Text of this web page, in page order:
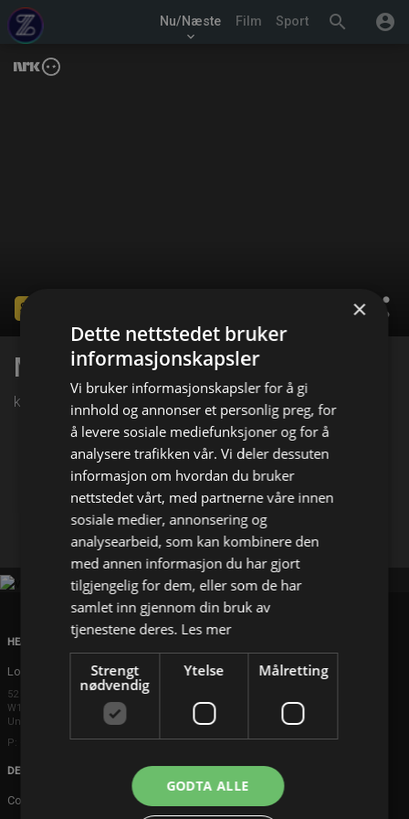
search account_circle
Nu/Næste
keyboard_arrow_down
Film Sport
share
Slut
Mánáid-tv
kl. 17:00 på NRK Super
Facebook
HEAD OFFICE
London
52 Brook Street
W1K 5DS London
United Kingdom
P: +44 203 608 8181
DENMARK
Copenhagen
×
Dette nettstedet bruker
informasjonskapsler
Vi bruker informasjonskapsler for å gi
innhold og annonser et personlig preg, for
å levere sosiale mediefunksjoner og for å
analysere trafikken vår. Vi deler dessuten
informasjon om hvordan du bruker
nettstedet vårt, med partnerne våre innen
sosiale medier, annonsering og
analysearbeid, som kan kombinere den
med annen informasjon du har gjort
tilgjengelig for dem, eller som de har
samlet inn gjennom din bruk av
tjenestene deres. Les mer
Strengt
nødvendig
Ytelse Målretting
GODTA ALLE